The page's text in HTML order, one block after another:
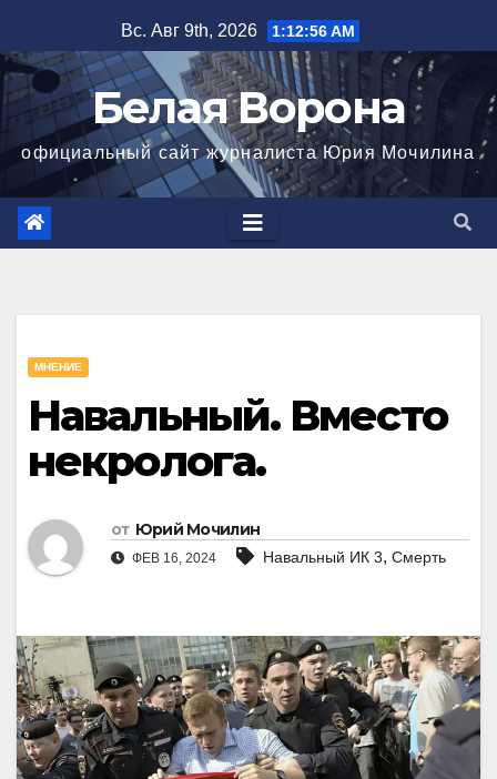
к
содержимому
Вс. Авг 9th, 2026 1:12:56 AM
Белая Ворона
официальный сайт журналиста Юрия Мочилина
МНЕНИЕ
Навальный. Вместо
некролога.
от Юрий Мочилин
ФЕВ 16, 2024 Навальный ИК 3, Смерть